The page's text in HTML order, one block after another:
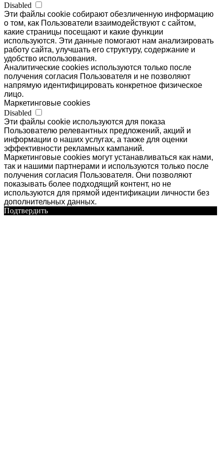
Disabled
Эти файлы cookie собирают обезличенную информацию
о том, как Пользователи взаимодействуют с сайтом,
какие страницы посещают и какие функции
используются. Эти данные помогают нам анализировать
работу сайта, улучшать его структуру, содержание и
удобство использования.
Аналитические cookies используются только после
получения согласия Пользователя и не позволяют
напрямую идентифицировать конкретное физическое
лицо.
Маркетинговые cookies
Disabled
Эти файлы cookie используются для показа
Пользователю релевантных предложений, акций и
информации о наших услугах, а также для оценки
эффективности рекламных кампаний.
Маркетинговые cookies могут устанавливаться как нами,
так и нашими партнерами и используются только после
получения согласия Пользователя. Они позволяют
показывать более подходящий контент, но не
используются для прямой идентификации личности без
дополнительных данных.
Подтвердить